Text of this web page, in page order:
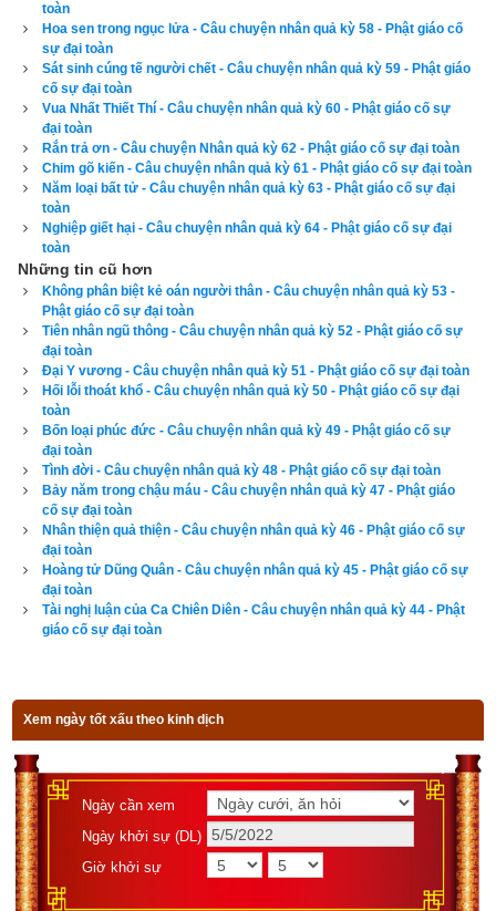
nên dục niệm nổi lên, khiến nó điên cuồng muốn chạy tìm voi
cái.
Tôn Nhược ở phía sau thấy thế kêu to lên:
– Đại vương! Ngài hãy bám vào một nhánh cây để rời khỏi
thân voi rồi nhảy xuống đất, có thế mới an toàn thân mệnh
được!
Lúc ấy voi đã chạy về phía rừng sâu, nhà vua bèn cấp tốc
bám vào một nhánh cây mà rời khỏi lưng voi. Vua thoát thân
rồi, voi trắng chạy như bay không quay đầu trở lại.
Vua Quang Minh từ thân cây trèo xuống ngồi bệt dưới đất,
lúng ta lúng túng không biết làm sao, áo mũ rơi rớt rách nát,
toàn thân thương tích máu chảy dầm dề, tức giận run cả
người.
Không lâu sau Tôn Nhược chạy tới, thấy vua bèn khấu đầu
trấn an rằng:
– Xin đại vương đừng phiền não, voi điên ngu si, có lẽ chỉ vì
niệm dâm dục phát lên mà nên cơ sự, không có cách nào chế
ngự nó được. Chẳng bao lâu niệm dâm của nó lắng xuống, nó
sẽ chán cỏ dại nước dơ của núi rừng mà trở về vương cung.
– Ta không muốn con voi đó nữa, suýt nữa nó đã làm cho ta
mất mạng! Nhà ngươi cũng hãy cút đi, từ nay về sau ta không
còn muốn thấy ngươi dạy voi nữa!
Cũng ngay tại lúc đó, các vị đại thần và dân chúng cũng vừa
đến nơi, họ tưởng rằng vua đã bị voi giết chết rồi vì trên
đường đi có người thì nhặt được mũ vua, có người thì nhặt
toàn
Hoa sen trong ngục lửa - Câu chuyện nhân quả kỳ 58 - Phật giáo cố
sự đại toàn
Sát sinh cúng tế người chết - Câu chuyện nhân quả kỳ 59 - Phật giáo
cố sự đại toàn
Vua Nhất Thiết Thí - Câu chuyện nhân quả kỳ 60 - Phật giáo cố sự
đại toàn
Rắn trả ơn - Câu chuyện Nhân quả kỳ 62 - Phật giáo cố sự đại toàn
Chim gõ kiến - Câu chuyện nhân quả kỳ 61 - Phật giáo cố sự đại toàn
Năm loại bất tử - Câu chuyện nhân quả kỳ 63 - Phật giáo cố sự đại
toàn
Nghiệp giết hại - Câu chuyện nhân quả kỳ 64 - Phật giáo cố sự đại
toàn
Những tin cũ hơn
Không phân biệt kẻ oán người thân - Câu chuyện nhân quả kỳ 53 -
Phật giáo cố sự đại toàn
Tiên nhân ngũ thông - Câu chuyện nhân quả kỳ 52 - Phật giáo cố sự
đại toàn
Đại Y vương - Câu chuyện nhân quả kỳ 51 - Phật giáo cố sự đại toàn
Hối lỗi thoát khổ - Câu chuyện nhân quả kỳ 50 - Phật giáo cố sự đại
toàn
Bốn loại phúc đức - Câu chuyện nhân quả kỳ 49 - Phật giáo cố sự
đại toàn
Tình đời - Câu chuyện nhân quả kỳ 48 - Phật giáo cố sự đại toàn
Bảy năm trong chậu máu - Câu chuyện nhân quả kỳ 47 - Phật giáo
cố sự đại toàn
Nhân thiện quả thiện - Câu chuyện nhân quả kỳ 46 - Phật giáo cố sự
đại toàn
Hoàng tử Dũng Quân - Câu chuyện nhân quả kỳ 45 - Phật giáo cố sự
đại toàn
Tài nghị luận của Ca Chiên Diên - Câu chuyện nhân quả kỳ 44 - Phật
giáo cố sự đại toàn
Xem ngày tốt xấu theo kinh dịch
Ngày cần xem
Ngày khởi sự (DL)
Giờ khởi sự